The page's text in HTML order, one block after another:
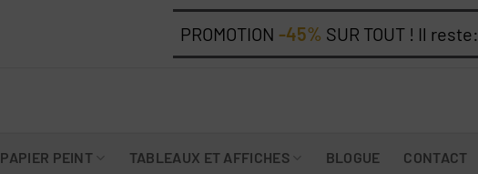
PROMOTION -45% SUR TOUT ! Il reste:
PAPIER PEINT TABLEAUX ET AFFICHES BLOGUE CONTACT